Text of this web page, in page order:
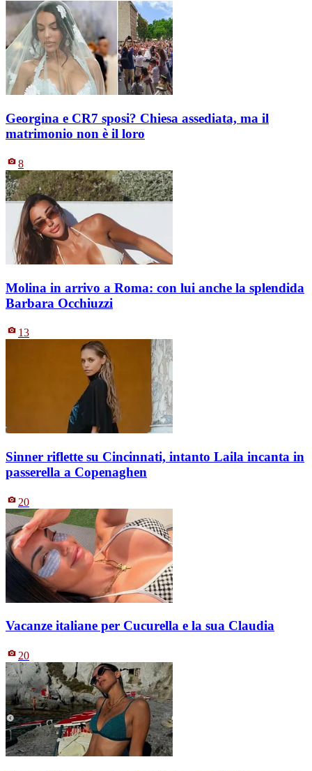
Georgina e CR7 sposi? Chiesa assediata, ma il
matrimonio non è il loro
8
Molina in arrivo a Roma: con lui anche la splendida
Barbara Occhiuzzi
13
Sinner riflette su Cincinnati, intanto Laila incanta in
passerella a Copenaghen
20
Vacanze italiane per Cucurella e la sua Claudia
20